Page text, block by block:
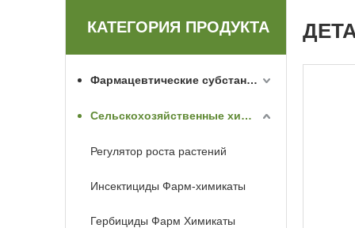
КАТЕГОРИЯ ПРОДУКТА
Фармацевтические субстанции API
Сельскохозяйственные химикаты
Регулятор роста растений
Инсектициды Фарм-химикаты
Гербициды Фарм Химикаты